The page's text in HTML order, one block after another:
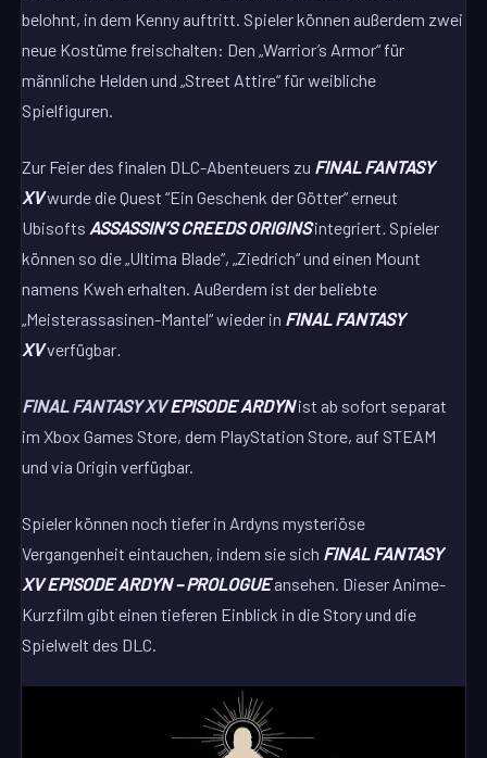
belohnt, in dem Kenny auftritt. Spieler können außerdem zwei
neue Kostüme freischalten: Den „Warrior’s Armor“ für
männliche Helden und „Street Attire“ für weibliche
Spielfiguren.
Zur Feier des finalen DLC-Abenteuers zu FINAL FANTASY
XVwurde die Quest “Ein Geschenk der Götter“ erneut
Ubisofts ASSASSIN’S CREEDS ORIGINSintegriert. Spieler
können so die „Ultima Blade“, „Ziedrich“ und einen Mount
namens Kweh erhalten. Außerdem ist der beliebte
„Meisterassasinen-Mantel“ wieder in FINAL FANTASY
XVverfügbar.
FINAL FANTASY XV EPISODE ARDYNist ab sofort separat
im Xbox Games Store, dem PlayStation Store, auf STEAM
und via Origin verfügbar.
Spieler können noch tiefer in Ardyns mysteriöse
Vergangenheit eintauchen, indem sie sich FINAL FANTASY
XV EPISODE ARDYN – PROLOGUEansehen. Dieser Anime-
Kurzfilm gibt einen tieferen Einblick in die Story und die
Spielwelt des DLC.